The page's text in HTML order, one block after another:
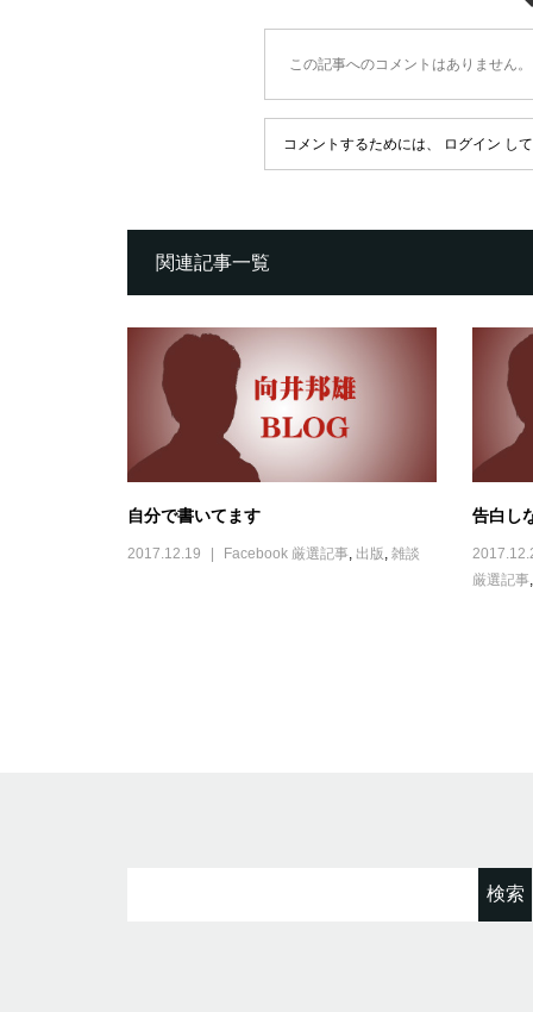
この記事へのコメントはありません。
コメントするためには、 ログイン し
関連記事一覧
自分で書いてます
2017.12.19 Facebook 厳選記事, 出版, 雑談
告白し
厳選記事